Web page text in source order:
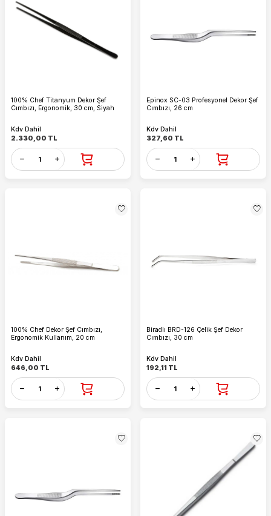
100% Chef Titanyum Dekor Şef
Cımbızı, Ergonomik, 30 cm, Siyah
Kdv Dahil
2.330,00 TL
Epinox SC-03 Profesyonel Dekor Şef
Cımbızı, 26 cm
Kdv Dahil
327,60 TL
100% Chef Dekor Şef Cımbızı,
Ergonomik Kullanım, 20 cm
Kdv Dahil
646,00 TL
Biradlı BRD-126 Çelik Şef Dekor
Cımbızı, 30 cm
Kdv Dahil
192,11 TL